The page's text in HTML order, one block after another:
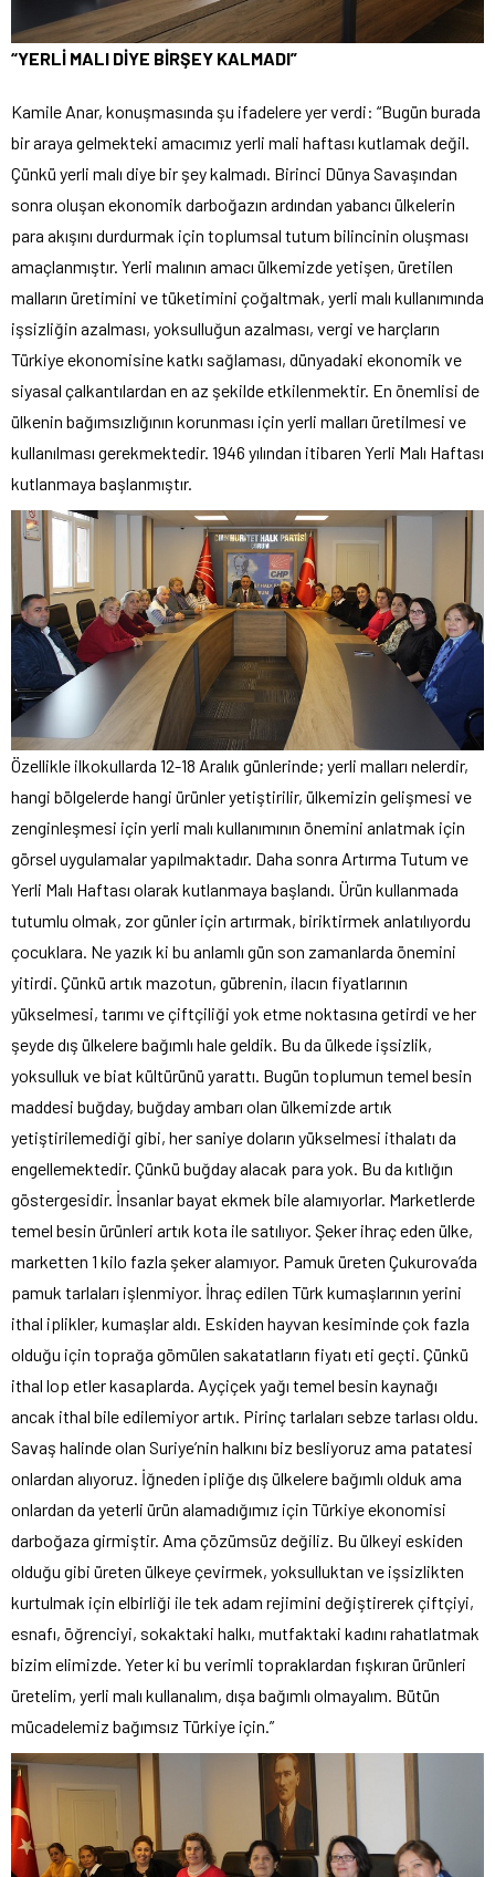
“YERLİ MALI DİYE BİRŞEY KALMADI”
Kamile Anar, konuşmasında şu ifadelere yer verdi: “Bugün burada
bir araya gelmekteki amacımız yerli mali haftası kutlamak değil.
Çünkü yerli malı diye bir şey kalmadı. Birinci Dünya Savaşından
sonra oluşan ekonomik darboğazın ardından yabancı ülkelerin
para akışını durdurmak için toplumsal tutum bilincinin oluşması
amaçlanmıştır. Yerli malının amacı ülkemizde yetişen, üretilen
malların üretimini ve tüketimini çoğaltmak, yerli malı kullanımında
işsizliğin azalması, yoksulluğun azalması, vergi ve harçların
Türkiye ekonomisine katkı sağlaması, dünyadaki ekonomik ve
siyasal çalkantılardan en az şekilde etkilenmektir. En önemlisi de
ülkenin bağımsızlığının korunması için yerli malları üretilmesi ve
kullanılması gerekmektedir. 1946 yılından itibaren Yerli Malı Haftası
kutlanmaya başlanmıştır.
Özellikle ilkokullarda 12-18 Aralık günlerinde; yerli malları nelerdir,
hangi bölgelerde hangi ürünler yetiştirilir, ülkemizin gelişmesi ve
zenginleşmesi için yerli malı kullanımının önemini anlatmak için
görsel uygulamalar yapılmaktadır. Daha sonra Artırma Tutum ve
Yerli Malı Haftası olarak kutlanmaya başlandı. Ürün kullanmada
tutumlu olmak, zor günler için artırmak, biriktirmek anlatılıyordu
çocuklara. Ne yazık ki bu anlamlı gün son zamanlarda önemini
yitirdi. Çünkü artık mazotun, gübrenin, ilacın fiyatlarının
yükselmesi, tarımı ve çiftçiliği yok etme noktasına getirdi ve her
şeyde dış ülkelere bağımlı hale geldik. Bu da ülkede işsizlik,
yoksulluk ve biat kültürünü yarattı. Bugün toplumun temel besin
maddesi buğday, buğday ambarı olan ülkemizde artık
yetiştirilemediği gibi, her saniye doların yükselmesi ithalatı da
engellemektedir. Çünkü buğday alacak para yok. Bu da kıtlığın
göstergesidir. İnsanlar bayat ekmek bile alamıyorlar. Marketlerde
temel besin ürünleri artık kota ile satılıyor. Şeker ihraç eden ülke,
marketten 1 kilo fazla şeker alamıyor. Pamuk üreten Çukurova’da
pamuk tarlaları işlenmiyor. İhraç edilen Türk kumaşlarının yerini
ithal iplikler, kumaşlar aldı. Eskiden hayvan kesiminde çok fazla
olduğu için toprağa gömülen sakatatların fiyatı eti geçti. Çünkü
ithal lop etler kasaplarda. Ayçiçek yağı temel besin kaynağı
ancak ithal bile edilemiyor artık. Pirinç tarlaları sebze tarlası oldu.
Savaş halinde olan Suriye’nin halkını biz besliyoruz ama patatesi
onlardan alıyoruz. İğneden ipliğe dış ülkelere bağımlı olduk ama
onlardan da yeterli ürün alamadığımız için Türkiye ekonomisi
darboğaza girmiştir. Ama çözümsüz değiliz. Bu ülkeyi eskiden
olduğu gibi üreten ülkeye çevirmek, yoksulluktan ve işsizlikten
kurtulmak için elbirliği ile tek adam rejimini değiştirerek çiftçiyi,
esnafı, öğrenciyi, sokaktaki halkı, mutfaktaki kadını rahatlatmak
bizim elimizde. Yeter ki bu verimli topraklardan fışkıran ürünleri
üretelim, yerli malı kullanalım, dışa bağımlı olmayalım. Bütün
mücadelemiz bağımsız Türkiye için.”